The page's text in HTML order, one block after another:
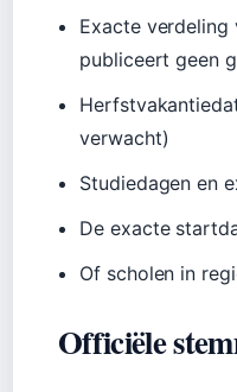
Exacte verdeling
publiceert geen
verwacht)
Studiedagen en
De exacte
Of scholen in
Officiële